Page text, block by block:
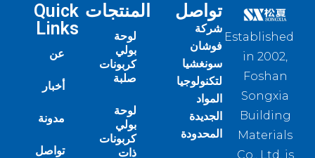
Established
in 2002,
Foshan
Songxia
Building
Materials
Co., Ltd. is
المنتجات
لوحة
بولي
كربونات
صلبة
لوحة
بولي
كربونات
ذات
Quick
Links
عن
أخبار
مدونة
تواصل
تواصل
شركة
فوشان
سونغشيا
لتكنولوجيا
المواد
الجديدة
المحدودة